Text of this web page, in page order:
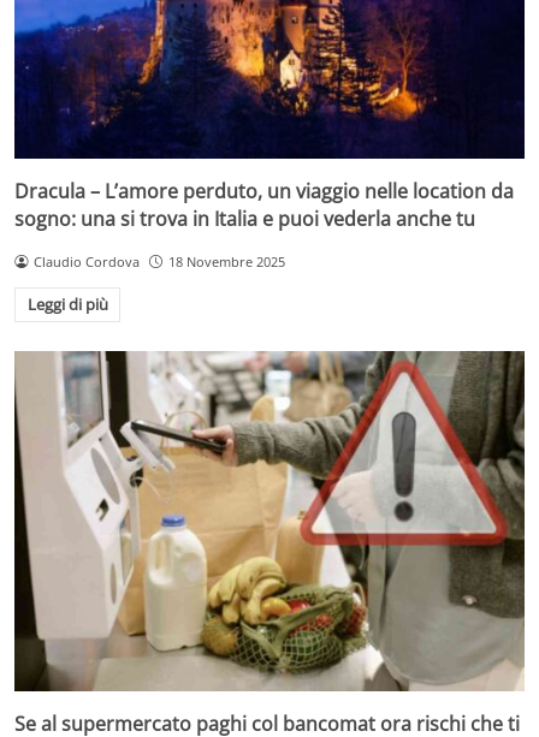
Dracula – L’amore perduto, un viaggio nelle location da
sogno: una si trova in Italia e puoi vederla anche tu
Claudio Cordova 18 Novembre 2025
Leggi di più
Se al supermercato paghi col bancomat ora rischi che ti